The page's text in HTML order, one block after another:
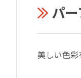
パ
美しい色彩